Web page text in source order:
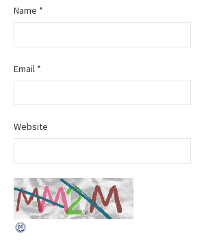
t
i
o
Name *
Email *
Website